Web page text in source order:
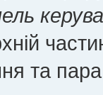
та